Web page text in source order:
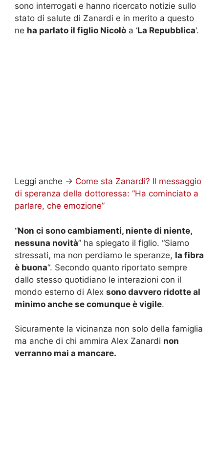
sono interrogati e hanno ricercato notizie sullo
stato di salute di Zanardi e in merito a questo
ne ha parlato il figlio Nicolò a ‘La Repubblica‘.
Leggi anche -> Come sta Zanardi? Il messaggio
di speranza della dottoressa: “Ha cominciato a
parlare, che emozione”
“Non ci sono cambiamenti, niente di niente,
nessuna novità” ha spiegato il figlio. “Siamo
stressati, ma non perdiamo le speranze, la fibra
è buona“. Secondo quanto riportato sempre
dallo stesso quotidiano le interazioni con il
mondo esterno di Alex sono davvero ridotte al
minimo anche se comunque è vigile.
Sicuramente la vicinanza non solo della famiglia
ma anche di chi ammira Alex Zanardi non
verranno mai a mancare.